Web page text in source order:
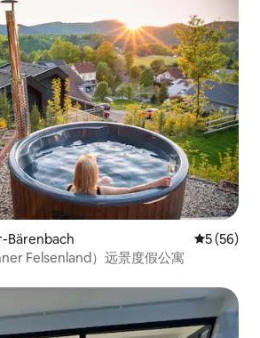
Bärenbach 平均评分
5 (56)
Felsenland）远景度假公寓